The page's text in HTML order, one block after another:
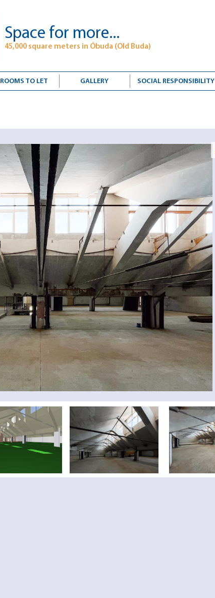
Space for more...
45,000 square meters in Óbuda (Old Buda)
ROOMS TO LET GALLERY SOCIAL RESPONSIBILITY